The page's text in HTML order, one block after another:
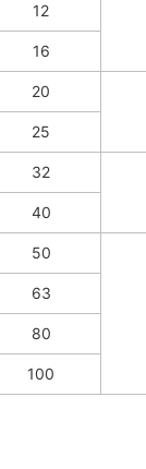
12
16
20
25
32
40
50
63
80
100